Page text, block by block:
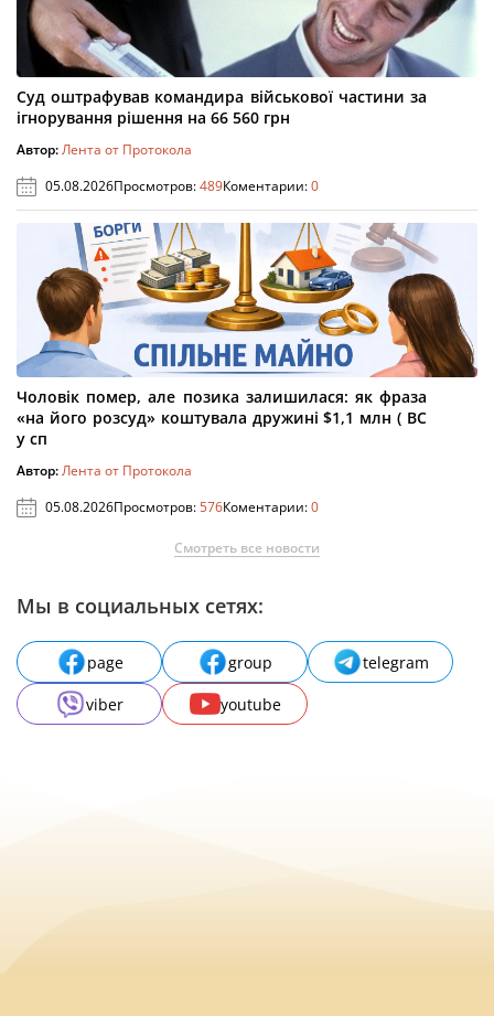
Суд оштрафував командира військової частини за
ігнорування рішення на 66 560 грн
Автор:Лента от Протокола
05.08.2026Просмотров:489Коментарии:0
Чоловік помер, але позика залишилася: як фраза
«на його розсуд» коштувала дружині $1,1 млн ( ВС
у сп
Автор:Лента от Протокола
05.08.2026Просмотров:576Коментарии:0
Смотреть все новости
Мы в социальных сетях:
page group
telegram
viber
youtube